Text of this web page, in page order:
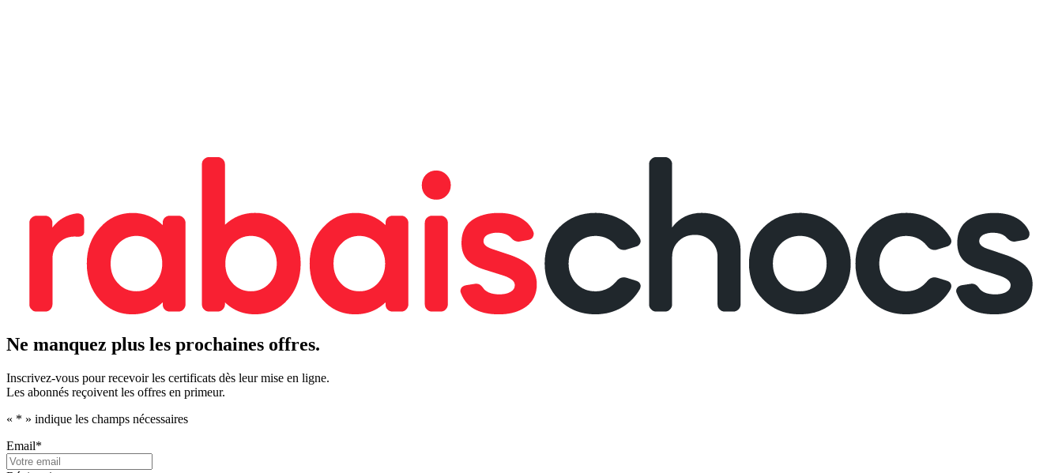
Ne manquez plus les prochaines offres.
Inscrivez-vous pour recevoir les certificats dès leur mise en ligne.
Les abonnés reçoivent les offres en primeur.
« * » indique les champs nécessaires
Email*